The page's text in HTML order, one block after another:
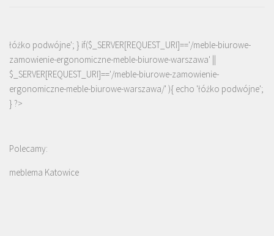
łóżko podwójne'; } if($_SERVER[REQUEST_URI]=='/meble-biurowe-
zamowienie-ergonomiczne-meble-biurowe-warszawa' ||
$_SERVER[REQUEST_URI]=='/meble-biurowe-zamowienie-
ergonomiczne-meble-biurowe-warszawa/' ){ echo 'łóżko podwójne';
} ?>
Polecamy:
meblema Katowice